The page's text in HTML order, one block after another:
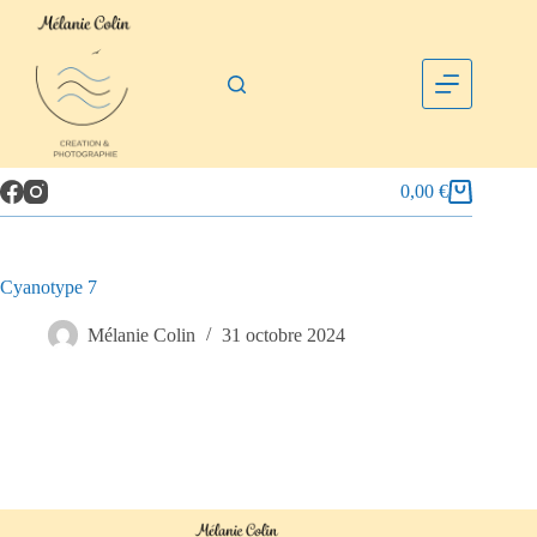
0,00€
Cyanotype 7
Mélanie Colin 31 octobre 2024